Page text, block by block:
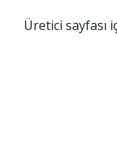
Üretici sayfası